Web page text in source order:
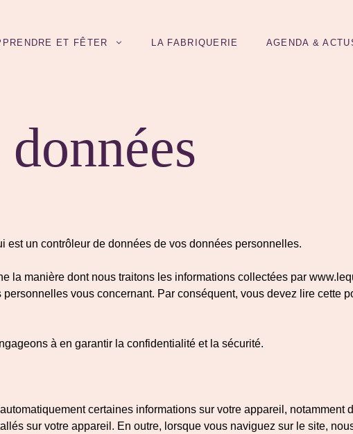
ET FÊTER LA FABRIQUERIE AGENDA &
est un contrôleur de données de vos données personnelles.
la manière dont nous traitons les informations collectées par
vous concernant. Par conséquent, vous devez lire cette
à en garantir la confidentialité et la sécurité.
certaines informations sur votre appareil, notamment
sur votre appareil. En outre, lorsque vous naviguez sur le site,